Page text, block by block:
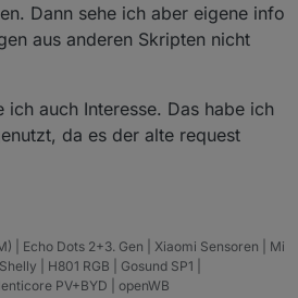
Dann sehe ich aber eigene info
aus anderen Skripten nicht
auch Interesse. Das habe ich
da es der alte request
| Echo Dots 2+3. Gen | Xiaomi Sensoren | Mi
| H801 RGB | Gosund SP1 |
PV+BYD | openWB